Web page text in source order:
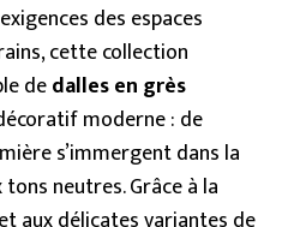
des espaces
cette collection
dedalles en grès
moderne : de
s’immergent dans la
neutres. Grâce à la